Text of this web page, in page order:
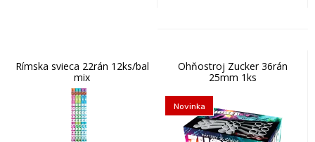
Rímska svieca 22rán 12ks/bal
mix
Ohňostroj Zucker 36rán
25mm 1ks
Novinka